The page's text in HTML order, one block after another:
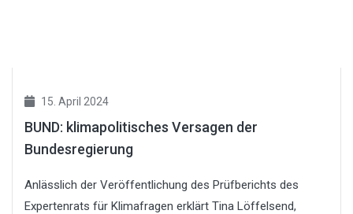
15. April 2024
BUND: klimapolitisches Versagen der
Bundesregierung
Anlässlich der Veröffentlichung des Prüfberichts des
Expertenrats für Klimafragen erklärt Tina Löffelsend,